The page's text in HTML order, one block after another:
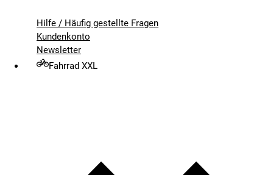
Hilfe / Häufig gestellte Fragen
Kundenkonto
Newsletter
Fahrrad XXL